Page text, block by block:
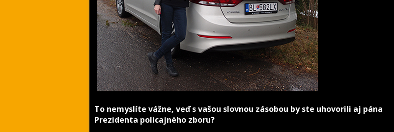
To nemyslíte vážne, veď s vašou slovnou zásobou by ste uhovorili aj pána
Prezidenta policajného zboru?